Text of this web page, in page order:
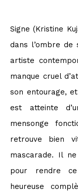
Signe (Kristine Kujath Thorp) ne supporte pas de vivre
dans l’ombre de
artiste
manque cruel
son entourage,
est atteinte
mensonge
retrouve bien
mascarade. Il
pour rendre
heureuse